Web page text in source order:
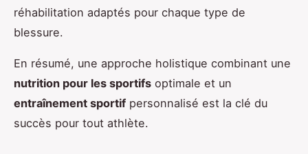
réhabilitation adaptés pour chaque type de
blessure.
En résumé, une approche holistique combinant une
nutrition pour les sportifs optimale et un
entraînement sportif personnalisé est la clé du
succès pour tout athlète.